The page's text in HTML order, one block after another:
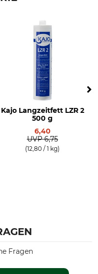
Kajo Langzeitfett LZR 2
500 g
6,40
UVP 6,75
(12,80 / 1 kg)
Fragen